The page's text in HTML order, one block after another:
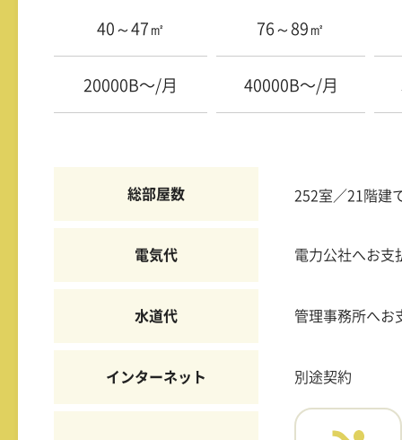
40～47㎡ 76～89㎡
20000B〜/月 40000B〜/月
総部屋数 252室／21階建
電気代 電力公社へお支
水道代 管理事務所へお
インターネット 別途契約